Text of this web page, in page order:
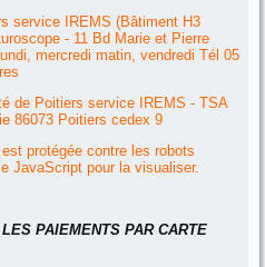
service IREMS (Bâtiment H3
- 11 Bd Marie et Pierre
mercredi matin, vendredi Tél 05
de Poitiers service IREMS - TSA
86073 Poitiers cedex 9
protégée contre les robots
JavaScript pour la visualiser.
PAIEMENTS PAR CARTE